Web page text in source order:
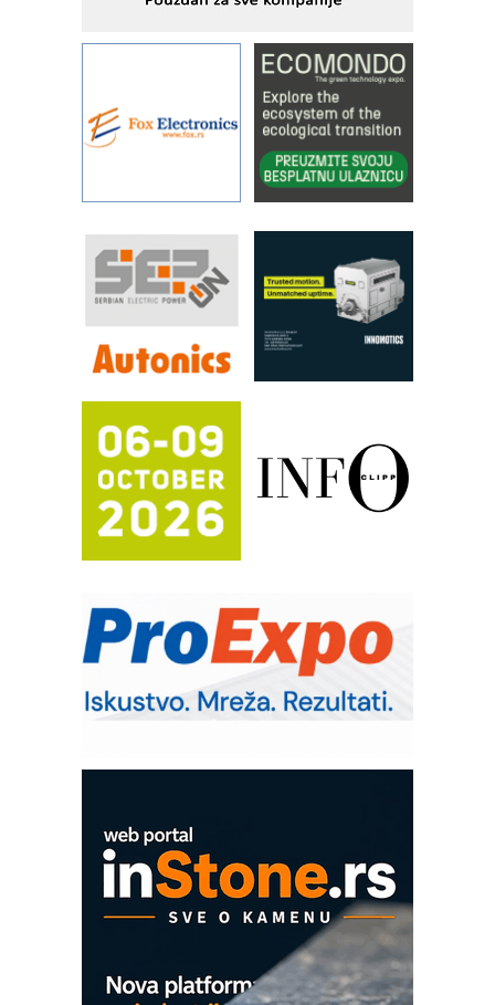
savremene industrijske i logističke
Alba d.o.o. – 35 godina preciznosti u
metrologiji i pametnim dozirnim
rešenjima
IBeRTIM - oprema za ispitivanje
sistema
YAMADA pumpe – japanska
Filtration Group Industrial – Napredna
rešenja za filtraciju u hidrauličkim i
RILINEX kompanije Rittal
FANUC: Najbolje za vašu pametnu
automatizaciju
Efikasno upravljanje energijom
Automatizacija pakovanja · Display
(Shelf-Ready) omotnice
sistema
Trajna oznaka kao dugoročna korist
Bezbednost na prvom mestu!
SKF Y-ležajne jedinice za
era CNC merenja
OBO sistemi mrežastih nosača kablova
Proizvodnja iC7 Hybrid 1500 VDC
mrežnog pretvarača sa tečnim